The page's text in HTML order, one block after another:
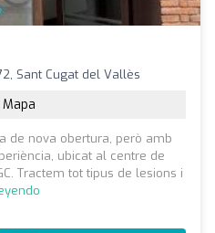
Sant Cugat del Vallès
Mapa
de nova obertura, però amb
ubicat al centre de
Tractem tot tipus de lesions i